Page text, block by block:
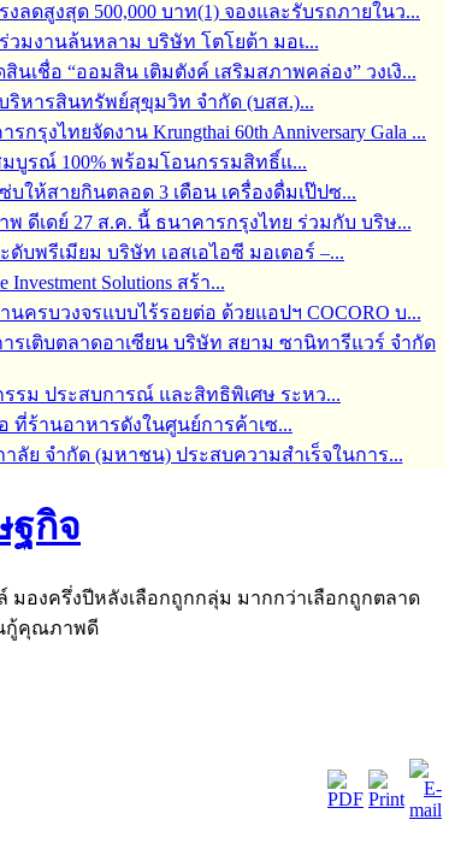
ลดสูงสุด 500,000 บาท(1) จองและรับรถภายในว...
ร่วมงานล้นหลาม บริษัท โตโยต้า มอเ...
เชื่อ “ออมสิน เติมตังค์ เสริมสภาพคล่อง” วงเงิ...
หารสินทรัพย์สุขุมวิท จำกัด (บสส.)...
รุงไทยจัดงาน Krungthai 60th Anniversary Gala ...
มบูรณ์ 100% พร้อมโอนกรรมสิทธิ์แ...
บให้สายกินตลอด 3 เดือน เครื่องดื่มเป๊ปซ...
ดีเดย์ 27 ส.ค. นี้ ธนาคารกรุงไทย ร่วมกับ บริษ...
ดับพรีเมียม บริษัท เอสเอไอซี มอเตอร์ –...
Solutions สร้า...
นครบวงจรแบบไร้รอยต่อ ด้วยแอปฯ COCORO บ...
รเติบตลาดอาเซียน บริษัท สยาม ซานิทารีแวร์ จำกัด
รรม ประสบการณ์ และสิทธิพิเศษ ระหว...
ที่ร้านอาหารดังในศูนย์การค้าเซ...
ย จำกัด (มหาชน) ประสบความสำเร็จในการ...
มองครึ่งปีหลังเลือกถูกกลุ่ม มากกว่าเลือกถูกตลาด
กู้คุณภาพดี